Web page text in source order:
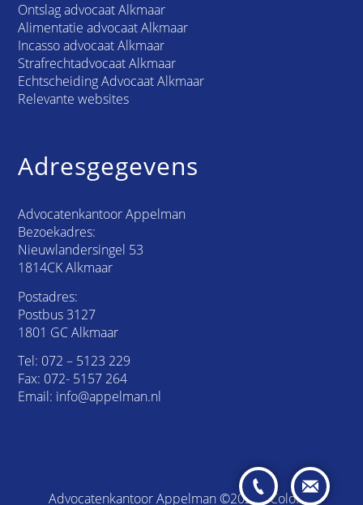
Ontslag advocaat Alkmaar
Alimentatie advocaat Alkmaar
Incasso advocaat Alkmaar
Strafrechtadvocaat Alkmaar
Echtscheiding Advocaat Alkmaar
Relevante websites
Adresgegevens
Advocatenkantoor Appelman
Bezoekadres:
Nieuwlandersingel 53
1814CK Alkmaar
Postadres:
Postbus 3127
1801 GC Alkmaar
Tel: 072 – 5123 229
Fax: 072- 5157 264
Email: info@appelman.nl
Advocatenkantoor Appelman ©2026 /Colofon